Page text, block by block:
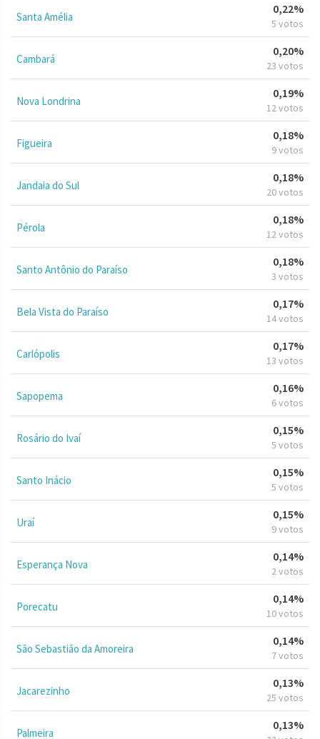
Santa Amélia
0,22%
5 votos
Cambará
0,20%
23 votos
Nova Londrina
0,19%
12 votos
Figueira
0,18%
9 votos
Jandaia do Sul
0,18%
20 votos
Pérola
0,18%
12 votos
Santo Antônio do Paraíso
0,18%
3 votos
Bela Vista do Paraíso
0,17%
14 votos
Carlópolis
0,17%
13 votos
Sapopema
0,16%
6 votos
Rosário do Ivaí
0,15%
5 votos
Santo Inácio
0,15%
5 votos
Uraí
0,15%
9 votos
Esperança Nova
0,14%
2 votos
Porecatu
0,14%
10 votos
São Sebastião da Amoreira
0,14%
7 votos
Jacarezinho
0,13%
25 votos
Palmeira
0,13%